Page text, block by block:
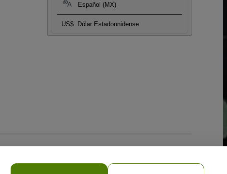
Español (MX)
US$ Dólar Estadounidense
y de laPolítica de Privacidad para Móviles